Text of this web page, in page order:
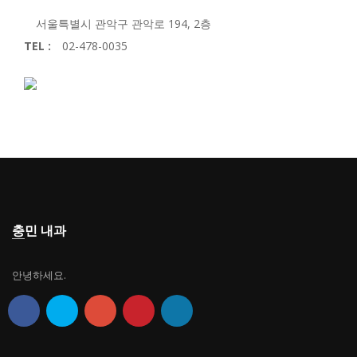
서울특별시 관악구 관악로 194, 2층
TEL :
02-478-0035
충민 내과
안녕하세요.